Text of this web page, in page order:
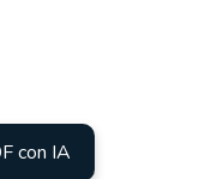
con IA